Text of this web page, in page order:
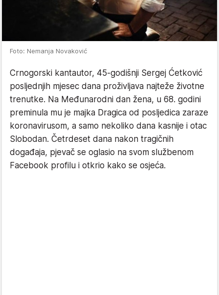
Foto: Nemanja Novaković
Crnogorski kantautor, 45-godišnji Sergej Ćetković
posljednjih mjesec dana proživljava najteže životne
trenutke. Na Međunarodni dan žena, u 68. godini
preminula mu je majka Dragica od posljedica zaraze
koronavirusom, a samo nekoliko dana kasnije i otac
Slobodan. Četrdeset dana nakon tragičnih
događaja, pjevač se oglasio na svom službenom
Facebook profilu i otkrio kako se osjeća.